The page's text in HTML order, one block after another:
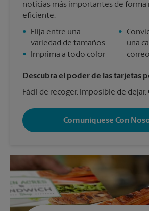
noticias más importantes de forma
eficiente.
•
Elija entre una
variedad de tamaños
•
Imprima a todo color
•
una
Descubra el poder de las tarjetas
Fácil de recoger. Imposible de dejar.
Comuníquese Con